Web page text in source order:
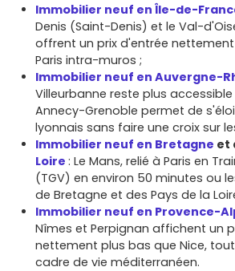
Immobilier neuf en Île-de-
Denis (Saint-Denis) et le Val-
offrent un prix d'entrée
Paris intra-muros ;
Immobilier neuf en Auvergne-
Villeurbanne reste plus accessible
Annecy-Grenoble permet de
lyonnais sans faire une croix sur
Immobilier neuf en Bretagne et
Loire : Le Mans, relié à Paris en
(TGV) en environ 50 minutes ou
de Bretagne et des Pays de la
Immobilier neuf en Provence-
Nîmes et Perpignan affichent un
nettement plus bas que Nice,
cadre de vie méditerranéen.